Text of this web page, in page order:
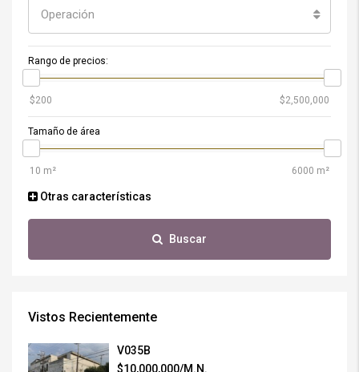
Operación
Rango de precios:
Tamaño de área
Otras características
Buscar
Vistos Recientemente
V035B
$10,000,000/M.N.